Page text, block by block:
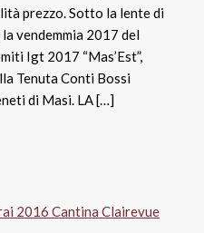
prezzo. Sotto la lente di
vendemmia 2017 del
Igt 2017 “Mas’Est”,
Tenuta Conti Bossi
di Masi. LA […]